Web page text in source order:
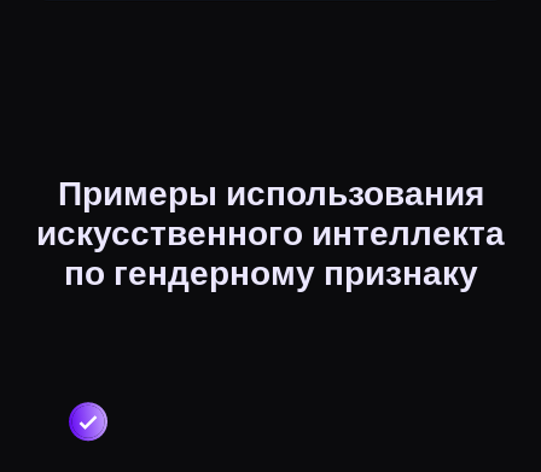
Примеры использования
искусственного интеллекта
по гендерному признаку